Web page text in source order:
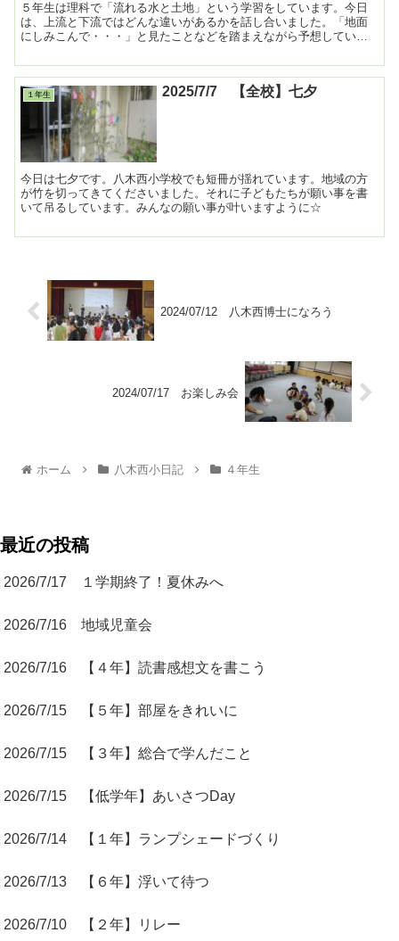
５年生は理科で「流れる水と土地」という学習をしています。今日
は、上流と下流ではどんな違いがあるかを話し合いました。「地面
にしみこんで・・・」と見たことなどを踏まえながら予想していま
１年生 2025/7/7 【全校】七夕
今日は七夕です。八木西小学校でも短冊が揺れています。地域の方
が竹を切ってきてくださいました。それに子どもたちが願い事を書
いて吊るしています。みんなの願い事が叶いますように☆
2024/07/12 八木西博士になろう
2024/07/17 お楽しみ会
ホーム 八木西小日記 ４年生
最近の投稿
2026/7/17 １学期終了！夏休みへ
2026/7/16 地域児童会
2026/7/16 【４年】読書感想文を書こう
2026/7/15 【５年】部屋をきれいに
2026/7/15 【３年】総合で学んだこと
2026/7/15 【低学年】あいさつDay
2026/7/14 【１年】ランプシェードづくり
2026/7/13 【６年】浮いて待つ
2026/7/10 【２年】リレー